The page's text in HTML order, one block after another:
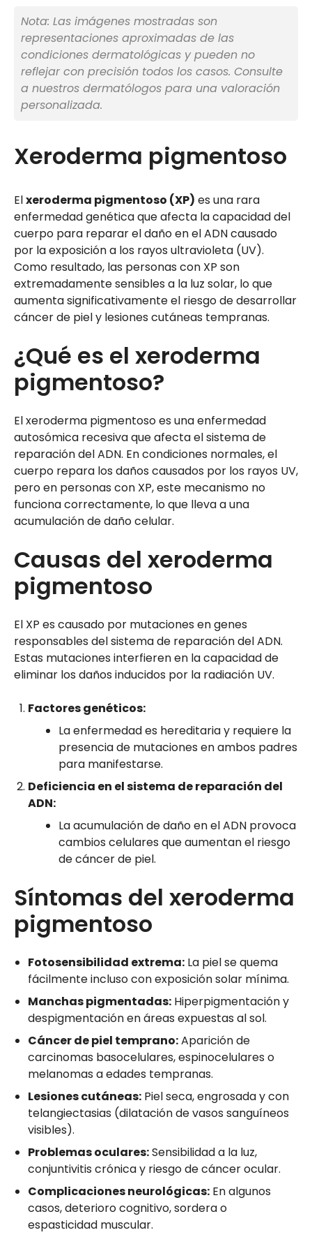
Nota: Las imágenes mostradas son
representaciones aproximadas de las
condiciones dermatológicas y pueden no
reflejar con precisión todos los casos. Consulte
a nuestros dermatólogos para una valoración
personalizada.
Xeroderma pigmentoso
Elxeroderma pigmentoso (XP) es una rara
enfermedad genética que afecta la capacidad del
cuerpo para reparar el daño en el ADN causado
por la exposición a los rayos ultravioleta (UV).
Como resultado, las personas con XP son
extremadamente sensibles a la luz solar, lo que
aumenta significativamente el riesgo de desarrollar
cáncer de piel y lesiones cutáneas tempranas.
¿Qué es el xeroderma
pigmentoso?
El xeroderma pigmentoso es una enfermedad
autosómica recesiva que afecta el sistema de
reparación del ADN. En condiciones normales, el
cuerpo repara los daños causados por los rayos UV,
pero en personas con XP, este mecanismo no
funciona correctamente, lo que lleva a una
acumulación de daño celular.
Causas del xeroderma
pigmentoso
El XP es causado por mutaciones en genes
responsables del sistema de reparación del ADN.
Estas mutaciones interfieren en la capacidad de
eliminar los daños inducidos por la radiación UV.
Factores genéticos:
La enfermedad es hereditaria y requiere la
presencia de mutaciones en ambos padres
para manifestarse.
Deficiencia en el sistema de reparación del
ADN:
La acumulación de daño en el ADN provoca
cambios celulares que aumentan el riesgo
de cáncer de piel.
Síntomas del xeroderma
pigmentoso
Fotosensibilidad extrema: La piel se quema
fácilmente incluso con exposición solar mínima.
Manchas pigmentadas: Hiperpigmentación y
despigmentación en áreas expuestas al sol.
Cáncer de piel temprano:Aparición de
carcinomas basocelulares, espinocelulares o
melanomas a edades tempranas.
Lesiones cutáneas: Piel seca, engrosada y con
telangiectasias (dilatación de vasos sanguíneos
visibles).
Problemas oculares:Sensibilidad a la luz,
conjuntivitis crónica y riesgo de cáncer ocular.
Complicaciones neurológicas: En algunos
casos, deterioro cognitivo, sordera o
espasticidad muscular.